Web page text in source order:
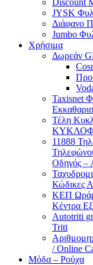
Discount
JYSK
Διάφανο
Jumbo
Χρήσιμα
Δωρεάν
Taxisnet
Τέλη
11888
Οδηγός –
Κώδικες
ΚΕΠ
Κέντρα
Autotriti gr
Triti
/ Online
Μόδα – Ρούχα